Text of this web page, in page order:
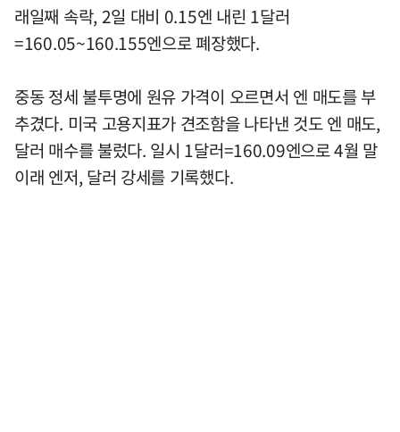
래일째 속락, 2일 대비 0.15엔 내린 1달러
=160.05~160.155엔으로 폐장했다.
중동 정세 불투명에 원유 가격이 오르면서 엔 매도를 부
추겼다. 미국 고용지표가 견조함을 나타낸 것도 엔 매도,
달러 매수를 불렀다. 일시 1달러=160.09엔으로 4월 말
이래 엔저, 달러 강세를 기록했다.